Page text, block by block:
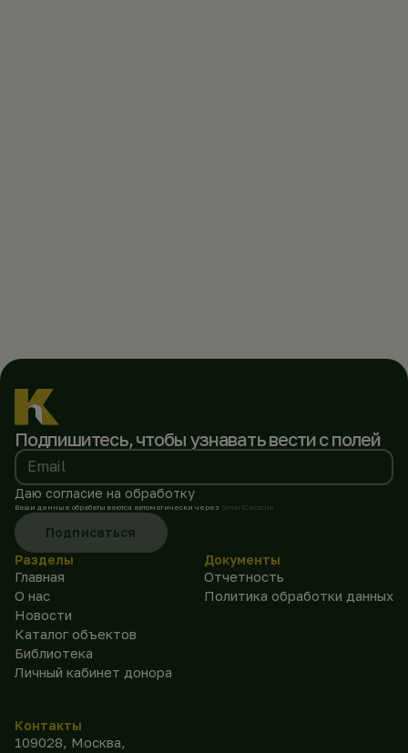
Подпишитесь, чтобы узнавать вести с полей
Email
Даю согласие на обработку
Ваши данные обрабатываются автоматически через SmartCaptcha
Подписаться
Разделы
Главная
О нас
Новости
Каталог объектов
Библиотека
Личный кабинет донора
Документы
Отчетность
Политика обработки данных
Контакты
109028, Москва,